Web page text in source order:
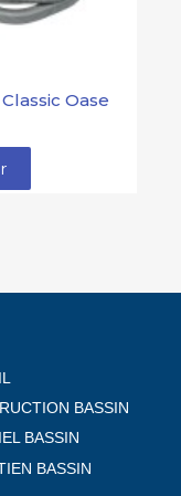
Oase
BASSIN
BASSIN
BASSIN